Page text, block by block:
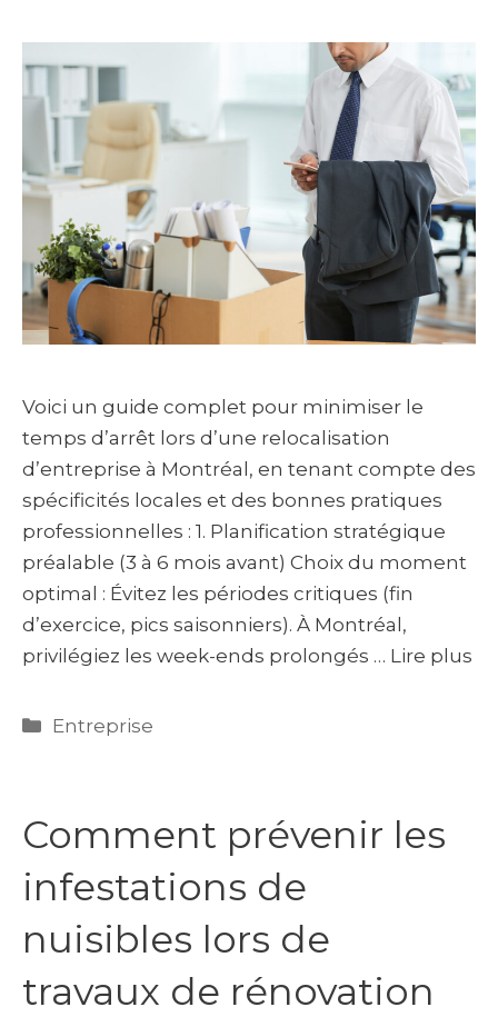
Voici un guide complet pour minimiser le
temps d’arrêt lors d’une relocalisation
d’entreprise à Montréal, en tenant compte des
spécificités locales et des bonnes pratiques
professionnelles : 1. Planification stratégique
préalable (3 à 6 mois avant) Choix du moment
optimal : Évitez les périodes critiques (fin
d’exercice, pics saisonniers). À Montréal,
privilégiez les week-ends prolongés … Lire plus
Catégories
Entreprise
Comment prévenir les
infestations de
nuisibles lors de
travaux de rénovation